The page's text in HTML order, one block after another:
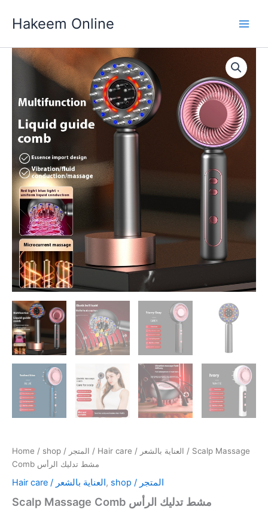
Hakeem Online
Home / shop / المتجر / Hair care / العناية بالشعر / Scalp Massage
Comb مشط تدليك الرأس
Hair care / العناية بالشعر , shop / المتجر
Scalp Massage Comb مشط تدليك الرأس